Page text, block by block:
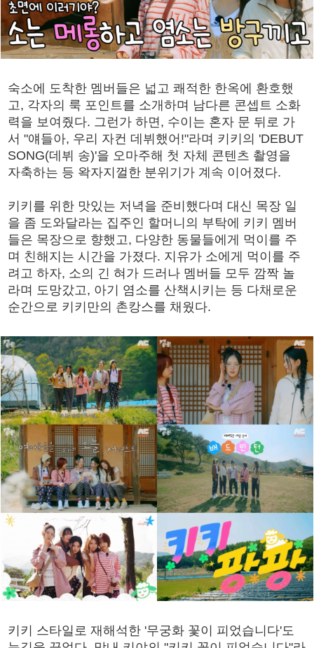
숙소에 도착한 멤버들은 넓고 쾌적한 한옥에 환호했
고, 각자의 룩 포인트를 소개하며 남다른 콘셉트 소화
력을 보여줬다. 그런가 하면, 수이는 혼자 문 뒤로 가
서 "얘들아, 우리 자컨 데뷔했어!"라며 키키의 'DEBUT
SONG(데뷔 송)'을 오마주해 첫 자체 콘텐츠 촬영을
자축하는 등 왁자지껄한 분위기가 계속 이어졌다.
키키를 위한 맛있는 저녁을 준비했다며 대신 목장 일
을 좀 도와달라는 집주인 할머니의 부탁에 키키 멤버
들은 목장으로 향했고, 다양한 동물들에게 먹이를 주
며 친해지는 시간을 가졌다. 지유가 소에게 먹이를 주
려고 하자, 소의 긴 혀가 드러나 멤버들 모두 깜짝 놀
라며 도망갔고, 아기 염소를 산책시키는 등 다채로운
순간으로 키키만의 촌캉스를 채웠다.
키키 스타일로 재해석한 '무궁화 꽃이 피었습니다'도